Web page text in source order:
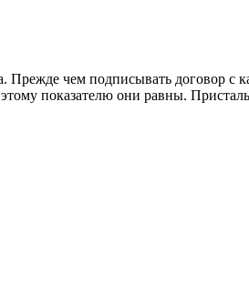
Прежде чем подписывать договор с
показателю они равны.